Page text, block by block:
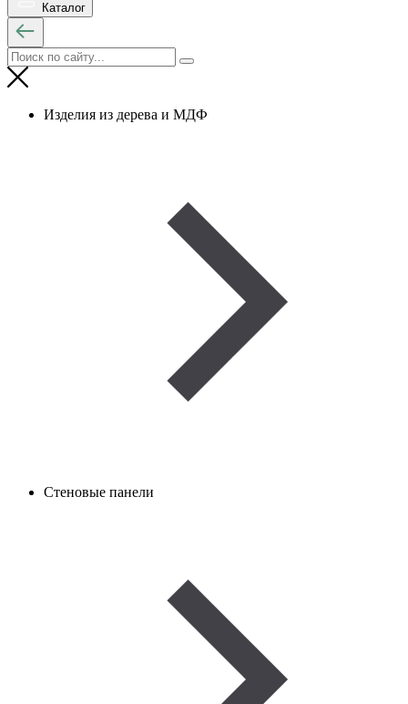
Каталог
Изделия из дерева и МДФ
Стеновые панели